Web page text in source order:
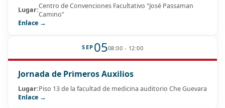
Lugar:Centro de Convenciones Facultativo "José Passaman
Camino"
Enlace →
SEP 0508:00 - 12:00
Jornada de Primeros Auxilios
Lugar:Piso 13 de la facultad de medicina auditorio Che Guevara
Enlace →